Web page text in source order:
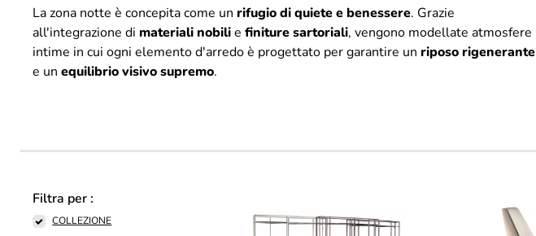
La zona notte è concepita come un rifugio di quiete e benessere. Grazie
all'integrazione di materiali nobiliefinituresartoriali, vengono modellate atmosfere
intime in cui ogni elemento d'arredo è progettato per garantire un riposo rigenerante
e unequilibrio visivo supremo.
Filtra per :
COLLEZIONE